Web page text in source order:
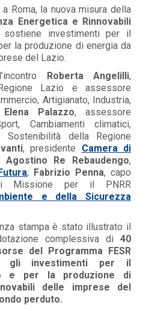
Roma, la nuova misura della
Energetica e Rinnovabili
sostiene investimenti per il
la produzione di energia da
del Lazio.
Roberta Angelilli,
Lazio e assessore
Artigianato, Industria,
Elena Palazzo, assessore
Cambiamenti climatici,
Sostenibilità della Regione
, presidente
Camera di
Agostino Re Rebaudengo,
; Fabrizio Penna, capo
Missione per il PNRR
e della Sicurezza
stampa è stato illustrato il
complessiva di 40
del Programma FESR
gli investimenti per il
e per la produzione di
delle imprese del
perduto.